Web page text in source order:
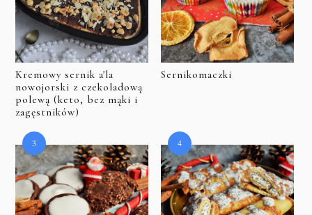
Kremowy sernik a'la
nowojorski z czekoladową
polewą (keto, bez mąki i
zagęstników)
Sernikomaczki